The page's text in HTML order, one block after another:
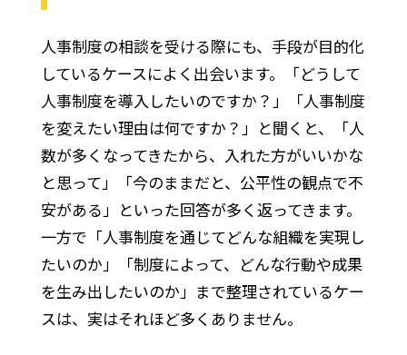
人事制度の相談を受ける際にも、手段が目的化
しているケースによく出会います。「どうして
人事制度を導入したいのですか？」「人事制度
を変えたい理由は何ですか？」と聞くと、「人
数が多くなってきたから、入れた方がいいかな
と思って」「今のままだと、公平性の観点で不
安がある」といった回答が多く返ってきます。
一方で「人事制度を通じてどんな組織を実現し
たいのか」「制度によって、どんな行動や成果
を生み出したいのか」まで整理されているケー
スは、実はそれほど多くありません。